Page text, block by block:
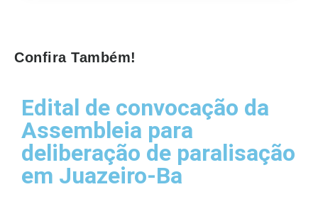
Confira Também!
Edital de convocação da
Assembleia para
deliberação de paralisação
em Juazeiro-Ba